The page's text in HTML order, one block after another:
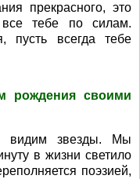
прекрасного, это
тебе по силам.
пусть всегда тебе
рождения своими
видим звезды. Мы
в жизни светило
поэзией,